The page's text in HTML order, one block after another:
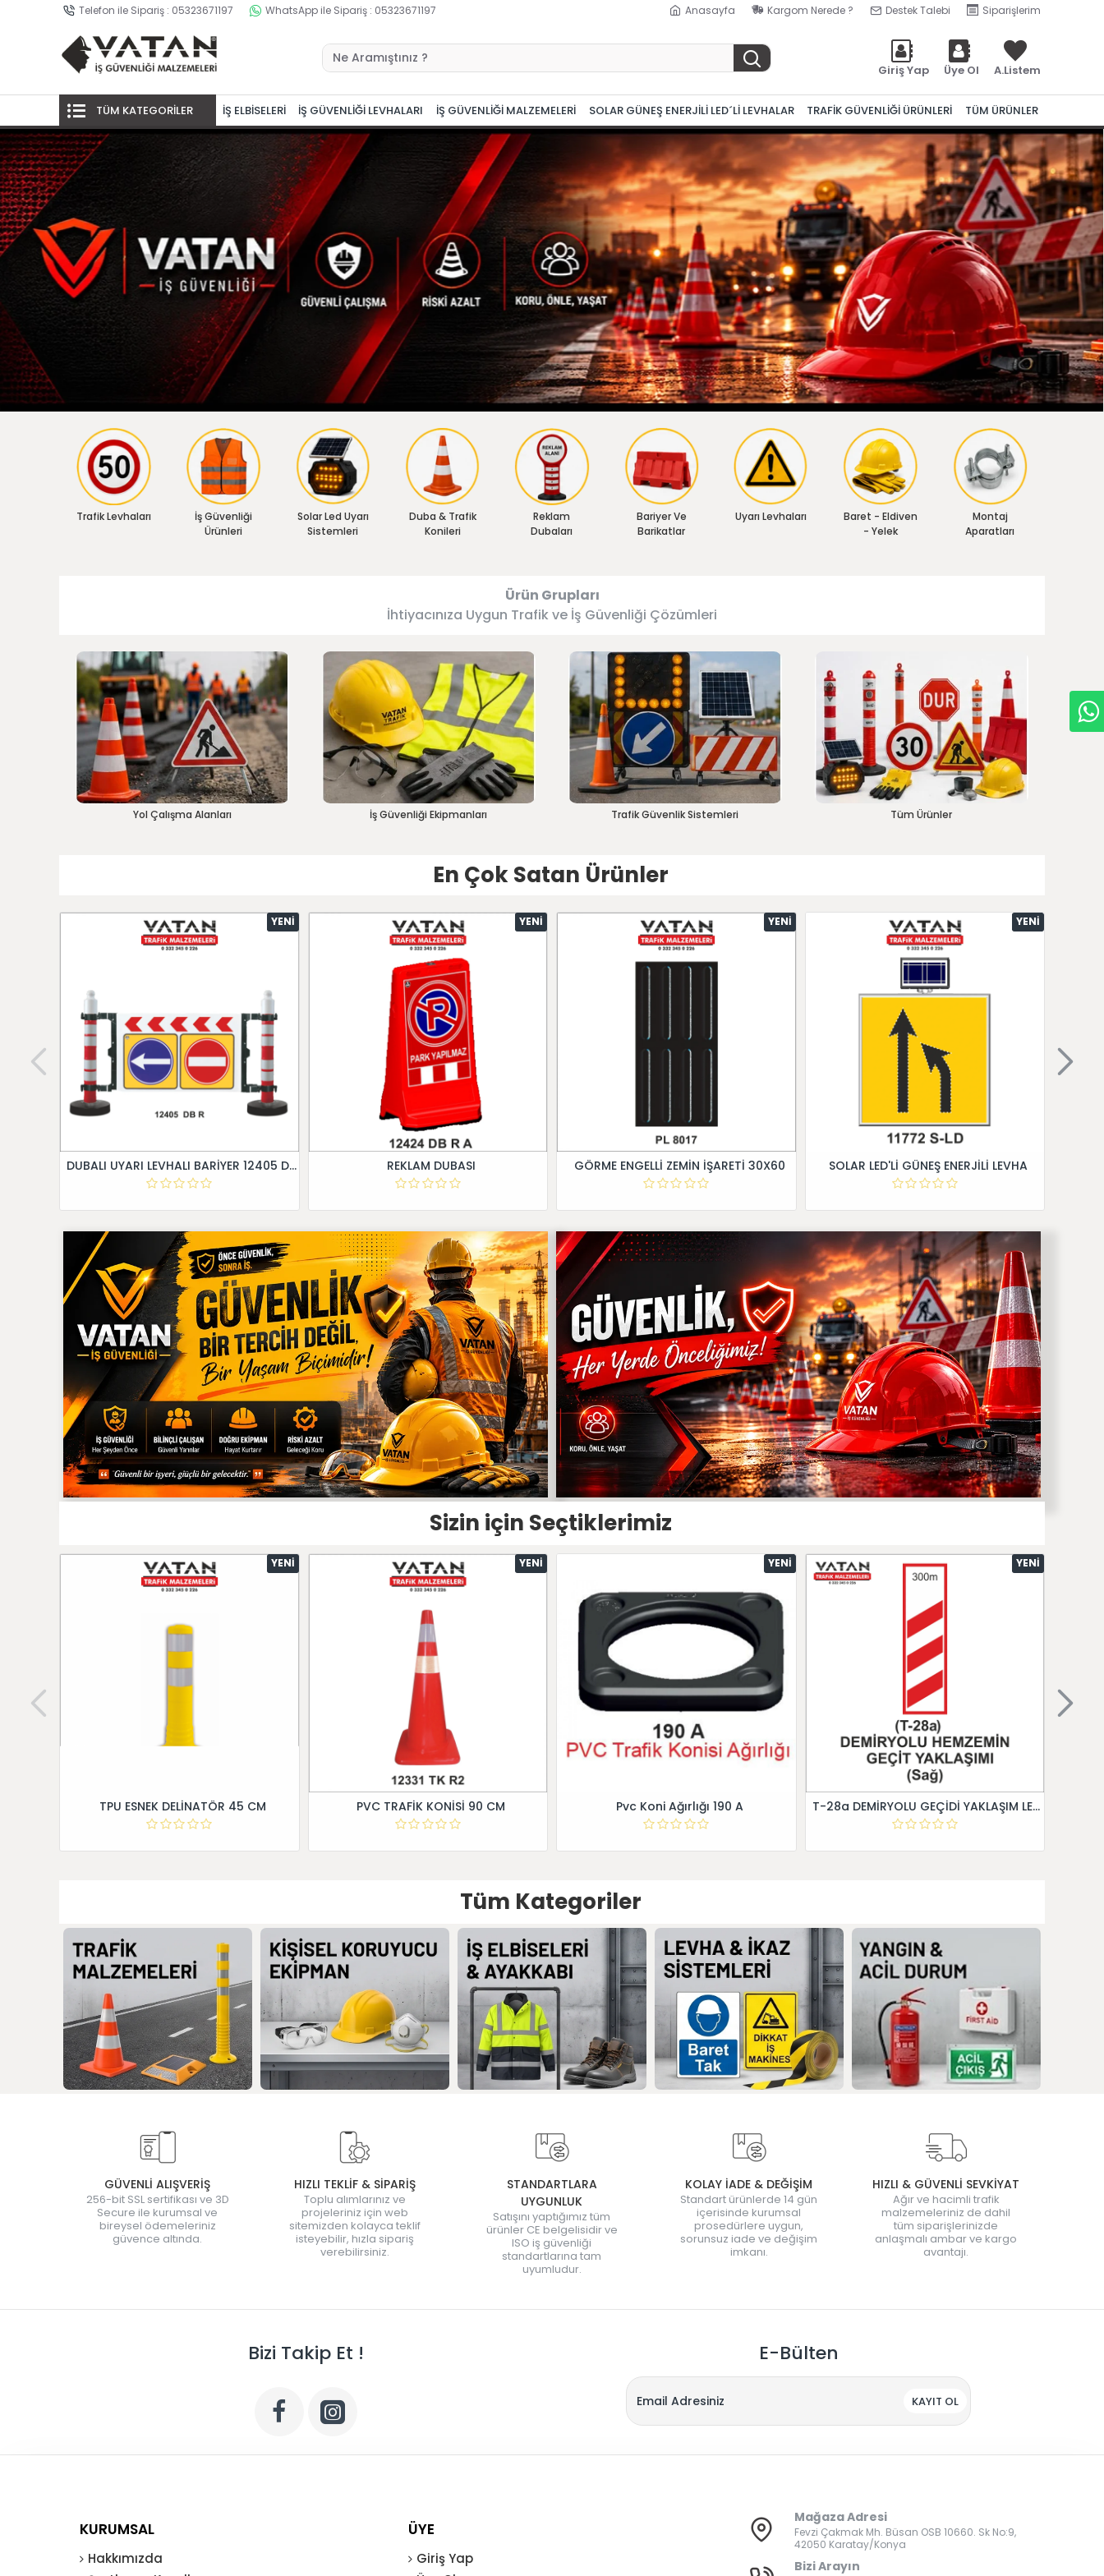
Telefon ile Sipariş : 05323671197 WhatsApp ile Sipariş : 05323671197 Anasayfa Kargom Nerede ? Destek Talebi Siparişlerim
Giriş Yap Üye Ol A.Listem
TÜM KATEGORİLER İŞ ELBİSELERİ İŞ GÜVENLİĞİ LEVHALARI İŞ GÜVENLİĞİ MALZEMELERİ SOLAR GÜNEŞ ENERJİLİ LED´Lİ LEVHALAR TRAFİK GÜVENLİĞİ ÜRÜNLERİ TÜM ÜRÜNLER
Trafik Levhaları
İş Güvenliği
Ürünleri
Solar Led Uyarı
Sistemleri
Duba & Trafik
Konileri
Reklam
Dubaları
Bariyer Ve
Barikatlar
Uyarı Levhaları
Baret - Eldiven
- Yelek
Montaj
Aparatları
Ürün Grupları
İhtiyacınıza Uygun Trafik ve İş Güvenliği Çözümleri
Yol Çalışma Alanları İş Güvenliği Ekipmanları Trafik Güvenlik Sistemleri Tüm Ürünler
En Çok Satan Ürünler
YENI
DUBALI UYARI LEVHALI BARİYER 12405 DB R
YENI
REKLAM DUBASI
YENI
GÖRME ENGELLİ ZEMİN İŞARETİ 30X60
YENI
SOLAR LED'Lİ GÜNEŞ ENERJİLİ LEVHA
Sizin için Seçtiklerimiz
YENI
TPU ESNEK DELİNATÖR 45 CM
YENI
PVC TRAFİK KONİSİ 90 CM
YENI
Pvc Koni Ağırlığı 190 A
YENI
T-28a DEMİRYOLU GEÇİDİ YAKLAŞIM LEVHALARI (Sağ)
Tüm Kategoriler
GÜVENLİ ALIŞVERİŞ
256-bit SSL sertifikası ve 3D
Secure ile kurumsal ve
bireysel ödemeleriniz
güvence altında.
HIZLI TEKLİF & SİPARİŞ
Toplu alımlarınız ve
projeleriniz için web
sitemizden kolayca teklif
isteyebilir, hızla sipariş
verebilirsiniz.
STANDARTLARA
UYGUNLUK
Satışını yaptığımız tüm
ürünler CE belgelisidir ve
ISO iş güvenliği
standartlarına tam
uyumludur.
KOLAY İADE & DEĞİŞİM
Standart ürünlerde 14 gün
içerisinde kurumsal
prosedürlere uygun,
sorunsuz iade ve değişim
imkanı.
HIZLI & GÜVENLİ SEVKİYAT
Ağır ve hacimli trafik
malzemeleriniz de dahil
tüm siparişlerinizde
anlaşmalı ambar ve kargo
avantajı.
Bizi Takip Et ! E-Bülten
KAYIT OL
KURUMSAL
Hakkımızda
ÜYE
Giriş Yap
Mağaza Adresi
Fevzi Çakmak Mh. Büsan OSB 10660. Sk No:9,
42050 Karatay/Konya
Bizi Arayın